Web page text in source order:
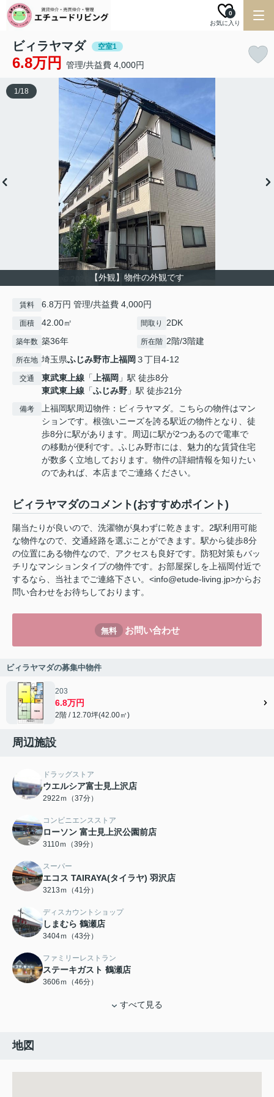
お気に入り
0
ビィラヤマダ 空室1
6.8万円 管理/共益費 4,000円
【外観】物件の外観です
1/18
賃料 6.8万円 管理/共益費 4,000円
面積 42.00㎡ 間取り 2DK
築年数 築36年 所在階 2階/3階建
所在地 埼玉県ふじみ野市上福岡 ３丁目4-12
交通 東武東上線 「上福岡 」駅 徒歩8分
東武東上線 「ふじみ野 」駅 徒歩21分
備考
上福岡駅周辺物件：ビィラヤマダ。こちらの物件はマン
ションです。根強いニーズを誇る駅近の物件となり、徒
歩8分に駅があります。周辺に駅が2つあるので電車で
の移動が便利です。ふじみ野市には、魅力的な賃貸住宅
が数多く立地しております。物件の詳細情報を知りたい
のであれば、本店までご連絡ください。
ビィラヤマダのコメント(おすすめポイント)
陽当たりが良いので、洗濯物が臭わずに乾きます。2駅利用可能
な物件なので、交通経路を選ぶことができます。駅から徒歩8分
の位置にある物件なので、アクセスも良好です。防犯対策もバッ
チリなマンションタイプの物件です。お部屋探しを上福岡付近で
するなら、当社までご連絡下さい。<info@etude-living.jp>からお
問い合わせをお待ちしております。
無料 お問い合わせ
ビィラヤマダの募集中物件
203
6.8万円
2階 / 12.70坪(42.00㎡)
周辺施設
ドラッグストア
ウエルシア富士見上沢店
2922ｍ（37分）
コンビニエンスストア
ローソン 富士見上沢公園前店
3110ｍ（39分）
スーパー
エコス TAIRAYA(タイラヤ) 羽沢店
3213ｍ（41分）
ディスカウントショップ
しまむら 鶴瀬店
3404ｍ（43分）
ファミリーレストラン
ステーキガスト 鶴瀬店
3606ｍ（46分）
すべて見る
地図